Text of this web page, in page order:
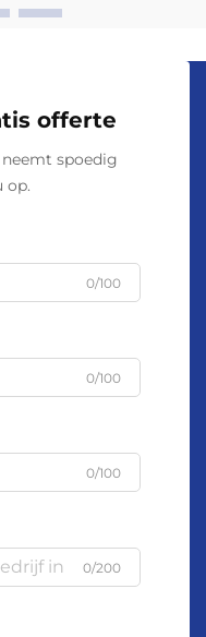
offerte
spoedig
op.
0/100
0/100
0/100
0/200